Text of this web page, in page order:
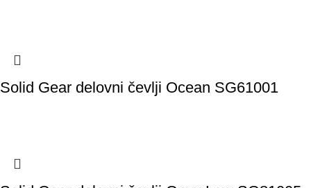
Solid Gear delovni čevlji Ocean SG61001